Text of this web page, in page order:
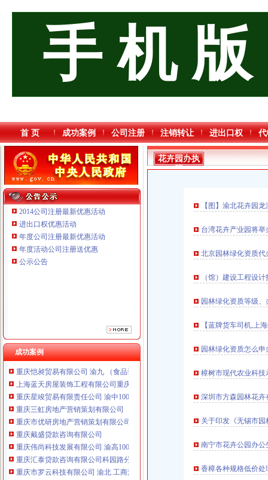
手 机 版
首 页 成功案例 公司注册 注销转让 进出口权
2014公司注册最新优惠活动
进出口权优惠活动
年度公司注册最新优惠活动
年度活动公司注册送优惠
公示公告
成功案例
重庆星竣贸易有限责任公司 渝中100万 （进出口权）
重庆三虹房地产营销策划有限公司
重庆市罗云科技有限公司 渝北 工商注册
重庆欧氏科技发展有限公司 渝九50万 （进出口权）
重庆安赐商贸有限公司 渝江10万 （工商注册）
重庆恺昶贸易有限公司 渝九 （食品许可证）
上海蓝天房屋装饰工程有限公司重庆分公司 渝北 （工商注册）
重庆星竣贸易有限责任公司 渝中100万 （进出口权）
重庆三虹房地产营销策划有限公司
重庆市优研房地产营销策划有限公司
重庆戴盛贷款咨询有限公司
重庆伟尚科技发展有限公司 渝高100万 （工商注册）
重庆汇泰贷款咨询有限公司科园路分公司 渝高 （工商注册）
重庆市罗云科技有限公司 渝北 工商注册
重庆欧氏科技发展有限公司 渝九50万 （进出口权）
花卉园办执
照
【图】渝北花卉园
台湾花卉产业园将
北京园林绿化资质
（馆）建设工程设
园林绿化资质等级、
【蓝牌货车司机,上
园林绿化资质怎么
樟树市现代农业科
深圳市方森园林花卉
关于印发《无锡市
南宁市花卉公园办
香樟各种规格低价